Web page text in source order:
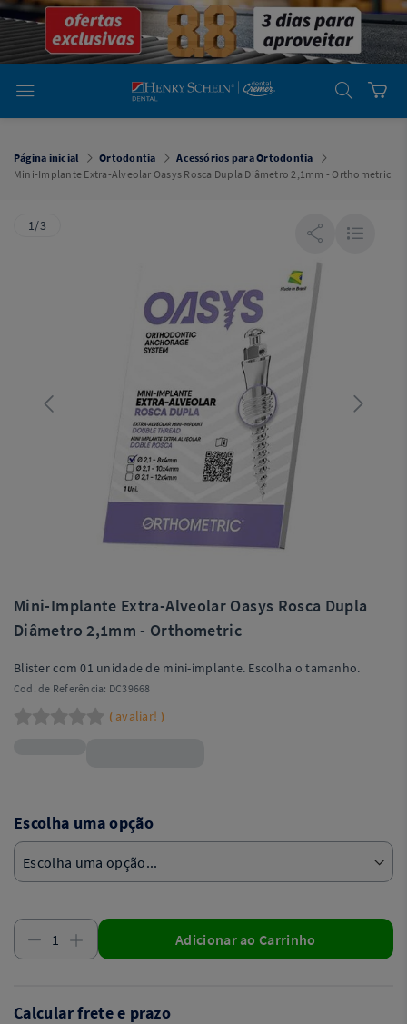
emDental
Cremer -
Henry Schein
Laboratório
Laboratório
Cremer -
Henry Schein
Odontológico
Página inicial Ortodontia
Acessórios para Ortodontia
Mini-Implante Extra-Alveolar Oasys Rosca Dupla Diâmetro 2,1mm - Orthometric
1/3
Mini-Implante Extra-Alveolar Oasys Rosca Dupla
Diâmetro 2,1mm - Orthometric
Blister com 01 unidade de mini-implante. Escolha o tamanho.
Cod. de Referência: DC39668
( avaliar! )
Escolha uma opção
Adicionar ao Carrinho
Calcular frete e prazo